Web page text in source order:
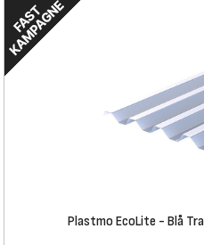
Plastmo EcoLite - Blå